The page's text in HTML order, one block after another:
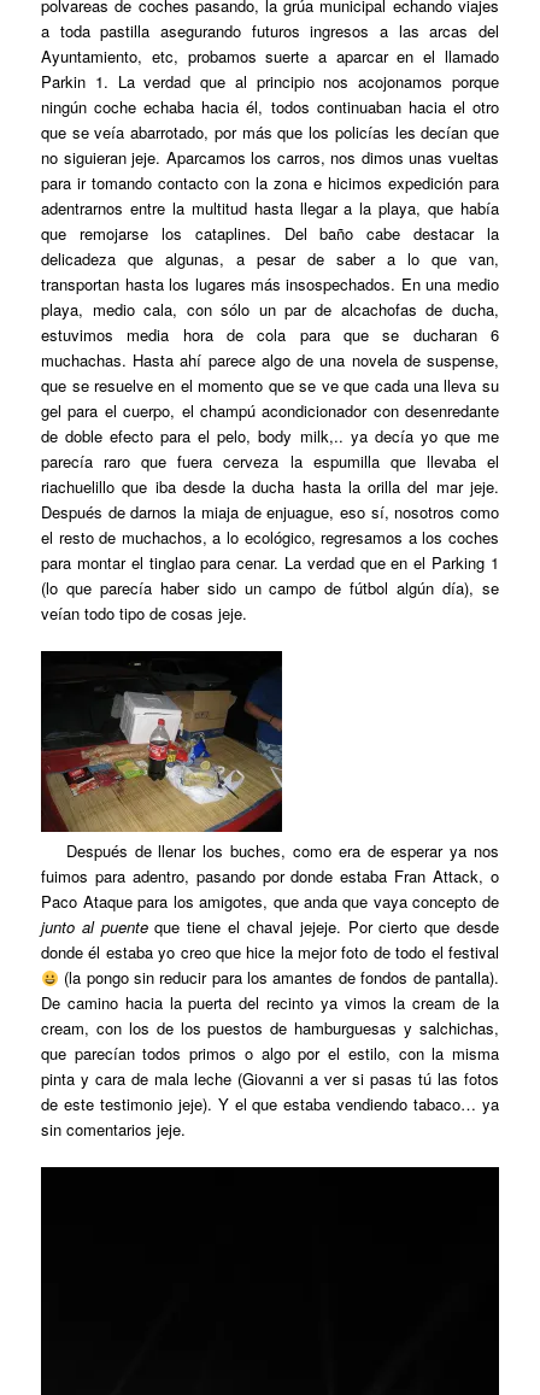
polvareas de coches pasando, la grúa municipal echando viajes
a toda pastilla asegurando futuros ingresos a las arcas del
Ayuntamiento, etc, probamos suerte a aparcar en el llamado
Parkin 1. La verdad que al principio nos acojonamos porque
ningún coche echaba hacia él, todos continuaban hacia el otro
que se veía abarrotado, por más que los policías les decían que
no siguieran jeje. Aparcamos los carros, nos dimos unas vueltas
para ir tomando contacto con la zona e hicimos expedición para
adentrarnos entre la multitud hasta llegar a la playa, que había
que remojarse los cataplines. Del baño cabe destacar la
delicadeza que algunas, a pesar de saber a lo que van,
transportan hasta los lugares más insospechados. En una medio
playa, medio cala, con sólo un par de alcachofas de ducha,
estuvimos media hora de cola para que se ducharan 6
muchachas. Hasta ahí parece algo de una novela de suspense,
que se resuelve en el momento que se ve que cada una lleva su
gel para el cuerpo, el champú acondicionador con desenredante
de doble efecto para el pelo, body milk,.. ya decía yo que me
parecía raro que fuera cerveza la espumilla que llevaba el
riachuelillo que iba desde la ducha hasta la orilla del mar jeje.
Después de darnos la miaja de enjuague, eso sí, nosotros como
el resto de muchachos, a lo ecológico, regresamos a los coches
para montar el tinglao para cenar. La verdad que en el Parking 1
(lo que parecía haber sido un campo de fútbol algún día), se
veían todo tipo de cosas jeje.
Después de llenar los buches, como era de esperar ya nos
fuimos para adentro, pasando por donde estaba Fran Attack, o
Paco Ataque para los amigotes, que anda que vaya concepto de
junto al puenteque tiene el chaval jejeje. Por cierto que desde
donde él estaba yo creo que hice la mejor foto de todo el festival
(la pongo sin reducir para los amantes de fondos de pantalla).
De camino hacia la puerta del recinto ya vimos la cream de la
cream, con los de los puestos de hamburguesas y salchichas,
que parecían todos primos o algo por el estilo, con la misma
pinta y cara de mala leche (Giovanni a ver si pasas tú las fotos
de este testimonio jeje). Y el que estaba vendiendo tabaco… ya
sin comentarios jeje.